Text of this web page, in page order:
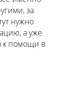
за
нужно
а уже
к помощи в